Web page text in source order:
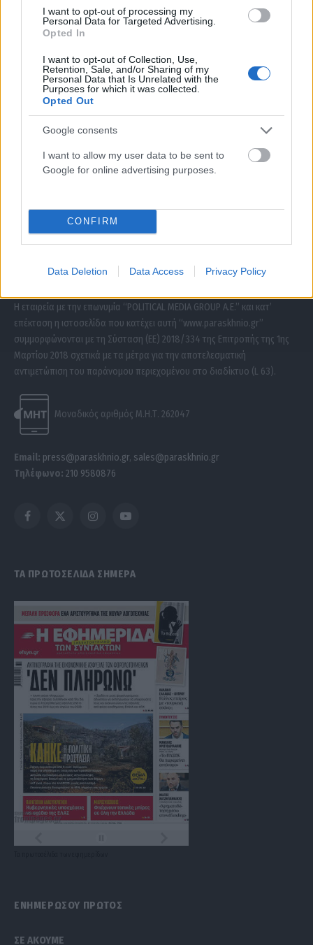
I want to opt-out of processing my
Personal Data for Targeted Advertising.
Opted In
I want to opt-out of Collection, Use,
Retention, Sale, and/or Sharing of my
Personal Data that Is Unrelated with the
Purposes for which it was collected.
Opted Out
Google consents
I want to allow my user data to be sent to
Google for online advertising purposes.
CONFIRM
Data Deletion Data Access Privacy Policy
ΣΧΕΤΙΚΑ ΜΕ ΕΜΑΣ
Η εταιρεία με την επωνυμία “POLITICAL MEDIA GROUP A.E.” και κατ’
επέκταση η ιστοσελίδα που κατέχει αυτή “www.paraskhnio.gr”
συμμορφώνονται με τη Σύσταση (ΕΕ) 2018/334 της Επιτροπής της 1ης
Μαρτίου 2018 σχετικά με τα μέτρα για την αποτελεσματική
αντιμετώπιση του παράνομου περιεχομένου στο διαδίκτυο (L 63).
Μοναδικός αριθμός Μ.Η.Τ. 262047
Email: press@paraskhnio.gr, sales@paraskhnio.gr
Τηλέφωνο: 210 9580876
Facebook
X
InstagramYouTube
ΤΑ ΠΡΩΤΟΣΕΛΙΔΑ ΣΗΜΕΡΑ
ΕΝΗΜΕΡΩΣΟΥ ΠΡΩΤΟΣ
ΣΕ ΑΚΟΥΜΕ